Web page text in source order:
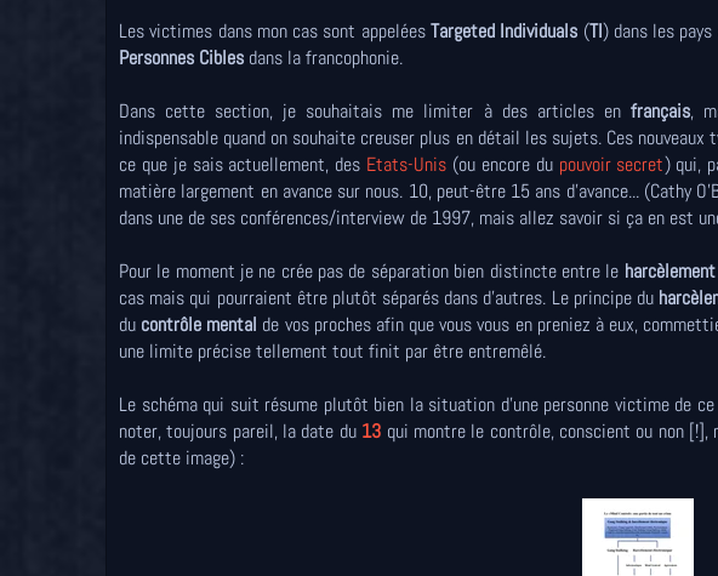
Les victimes dans mon cas sont appeléesTargeted Individuals (TI) dans les pays
Personnes Cibles dans la francophonie.
Dans cette section, je souhaitais me limiter à des articles en français,
indispensable quand on souhaite creuser plus en détail les sujets. Ces nouveaux
ce que je sais actuellement, des Etats-Unis (ou encore du pouvoir secret) qui,
matière largement en avance sur nous. 10, peut-être 15 ans d'avance... (Cathy
dans une de ses conférences/interview de 1997, mais allez savoir si ça en est
Pour le moment je ne crée pas de séparation bien distincte entre le harcèlement
cas mais qui pourraient être plutôt séparés dans d'autres. Le principe du
du contrôle mental de vos proches afin que vous vous en preniez à eux,
une limite précise tellement tout finit par être entremêlé.
Le schéma qui suit résume plutôt bien la situation d'une personne victime de ce
noter, toujours pareil, la date du 13 qui montre le contrôle, conscient ou non [!],
de cette image) :